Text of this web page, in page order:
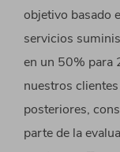
objetivo basado
servicios
en un 50% para
nuestros
posteriores,
parte de la